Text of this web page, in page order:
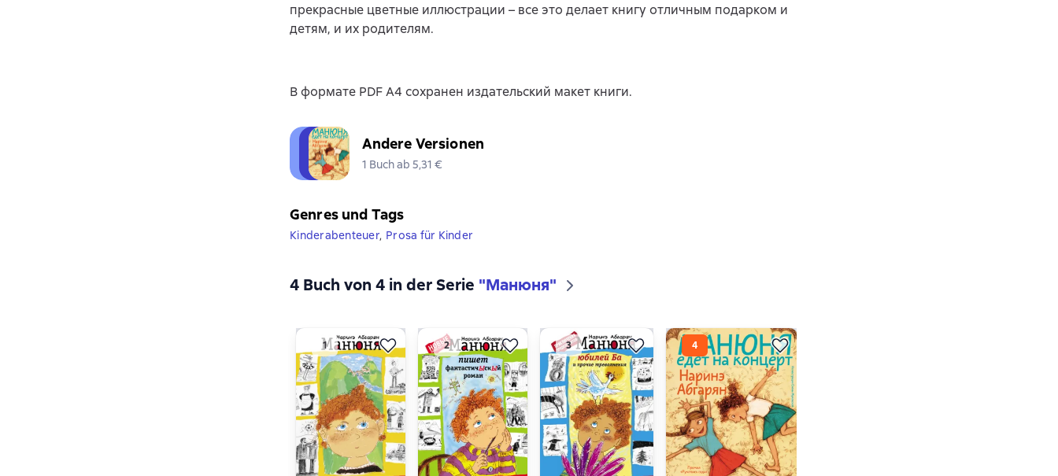
прекрасные цветные иллюстрации – все это делает книгу отличным подарком и
детям, и их родителям.
В формате PDF A4 сохранен издательский макет книги.
Andere Versionen
1 Buch ab 5,31 €
Genres und Tags
Kinderabenteuer, Prosa für Kinder
4 Buch von 4 in der Serie "Манюня"